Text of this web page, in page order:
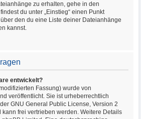
zu erhalten, gehe in den
du unter „Einstieg“ einen Punkt
den du eine Liste deiner Dateianhänge
kannst.
entwickelt?
Fassung) wurde von
veröffentlicht. Sie ist urheberrechtlich
GNU General Public License, Version 2
kann frei vertrieben werden. Weitere Details